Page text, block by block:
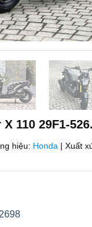
110 29F1-
hiệu: Honda | Xuất